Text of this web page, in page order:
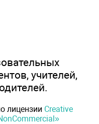
учителей,
лицензии Creative